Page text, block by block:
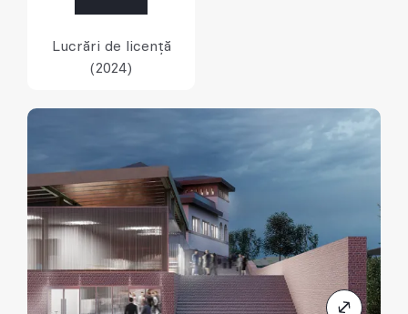
Lucrări de licență
(2024)